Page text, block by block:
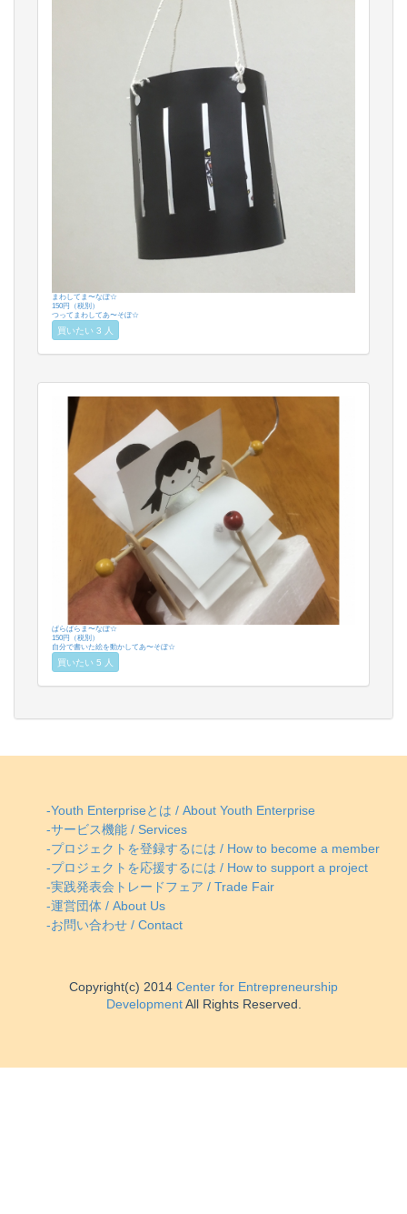
まわしてま〜なぼ☆
150円（税別）
つってまわしてあ〜そぼ☆
買いたい 3 人
ぱらぱらま〜なぼ☆
150円（税別）
自分で書いた絵を動かしてあ〜そぼ☆
買いたい 5 人
-Youth Enterpriseとは / About Youth Enterprise
-サービス機能 / Services
-プロジェクトを登録するには / How to become a member
-プロジェクトを応援するには / How to support a project
-実践発表会トレードフェア / Trade Fair
-運営団体 / About Us
-お問い合わせ / Contact
Copyright(c) 2014 Center for Entrepreneurship
DevelopmentAll Rights Reserved.